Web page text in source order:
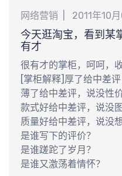
网络营销 2011年10
今天逛淘宝，看到某
有才
很有才的掌柜，呵呵，
[掌柜解释]厚了给中差评
薄了给中差评，说没性价
款式好给中差评，说没
质量好给中差评，说没
是谁写下的评价？
是谁蹉跎了岁月？
是谁又激荡着情怀？